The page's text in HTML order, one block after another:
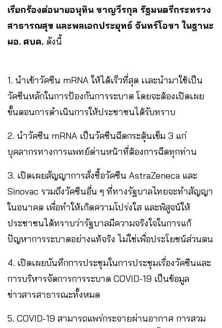
เรียกร้องต่อนายอนุทิน ชาญวีรกุล รัฐมนตรีกระทรวง
สาธารณสุข และพลเอกประยุทธ์ จันทร์โอชา ในฐานะ
ผอ. ศบค. ดังนี้
1. นำเข้าวัคซีน mRNA ให้ได้เร็วที่สุด เเละนำมาใช้เป็น
วัคซีนหลักในการป้องกันการระบาด โดยจะต้องเปิดเผย
ขั้นตอนการดำเนินการให้ประชาชนได้รับทราบ
2. นำวัคซีน mRNA เป็นวัคซีนฉีดกระตุ้นเข็ม 3 แก่
บุคลากรทางการแพทย์ด่านหน้าที่ต้องการฉีดทุกท่าน
3. เปิดเผยสัญญาการสั่งซื้อวัคซีน AstraZeneca และ
Sinovac รวมถึงวัคซีนอื่น ๆ ที่ทางรัฐบาลไทยจะทำสัญญา
ในอนาคต เพื่อทำให้เกิดความโปร่งใส และพิสูจน์ให้
ประชาชนได้ทราบว่ารัฐบาลมีความจริงใจในการแก้
ปัญหาการระบาดอย่างแท้จริง ไม่ใช่เพื่อประโยชน์ส่วนตน
4. เปิดเผยบันทึกการประชุมในการประชุมเรื่องวัคซีนและ
การบริหารจัดการการระบาด COVID-19 เป็นข้อมูล
ข่าวสารสาธารณะทั้งหมด
5. COVID-19 สามารถแพร่กระจายผ่านอากาศ การสวม